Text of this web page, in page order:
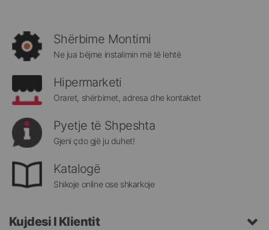
rreth
Megatek:
Shërbime Montimi
Ne jua bëjme instalimin më të lehtë
Hipermarketi
Oraret, shërbimet, adresa dhe kontaktet
Pyetje të Shpeshta
Gjeni çdo gjë ju duhet!
Katalogë
Shikoje online ose shkarkoje
Kujdesi I Klientit